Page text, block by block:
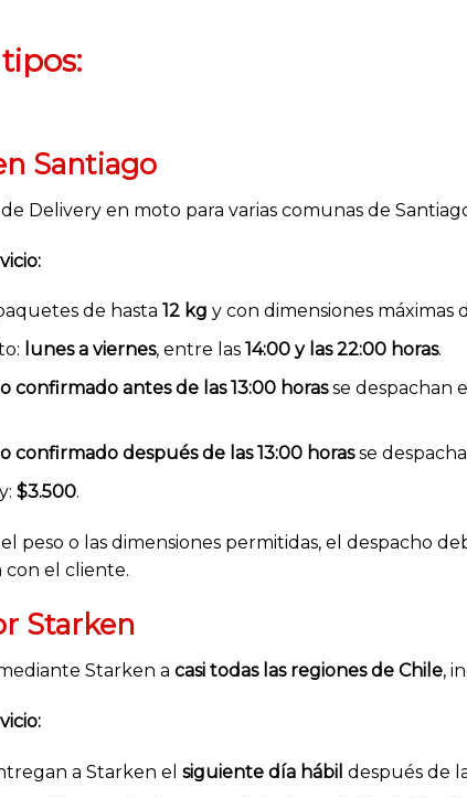
Santiago
Delivery en moto para varias comunas de
de hasta 12 kg y con dimensiones máximas
lunes a viernes, entre las 14:00 y las 22:00 horas.
confirmado antes de las 13:00 horasse despachan
confirmado después de las 13:00 horasse
$3.500.
peso o las dimensiones permitidas, el despacho
con el cliente.
Starken
Starken a casi todas las regiones de Chile,
a Starken el siguiente día hábil después de